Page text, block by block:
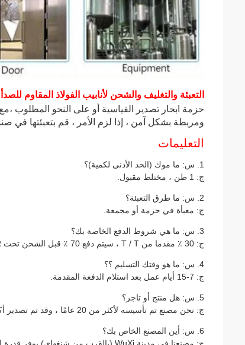
التعبئة والتغليف والشحن لأنابيب الفولاذ المقاوم
حزمة ابحار تصدير القياسية أو على النحو المطلوب ،
ومربطة بشكل آمن ، إذا لزم الأمر ، قم بتعبئتها في
التعليمات
1. س: ما موك (الحد الأدنى لكمية)؟
ج: 1 طن ، مختلط مقبول.
2. س: ما طرق التعبئة؟
ج: معبأة في حزمة أو مجمعة.
3. س: ما هي شروط الدفع الخاصة بك؟
ج: 30 ٪ مقدما من T / T ، سيتم دفع 70 ٪ قبل الشحن تحت FOB / CIF / CFR
4. س: ما هو وقتك التسليم ؟؟
ج: 7-15 أيام عمل بعد استلام الدفعة المقدمة.
5. س: هل منتج أو تاجر؟
ج: نحن مصنع تم تأسيسه لأكثر من 20 عامًا ، وقد تم تصدير أكثر من 15 عامًا.
6. س: أين المصنع الخاص بك؟